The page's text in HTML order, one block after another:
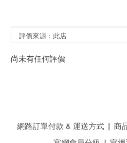
尚未有任何評價
網路訂單付款 & 運送方式| 商